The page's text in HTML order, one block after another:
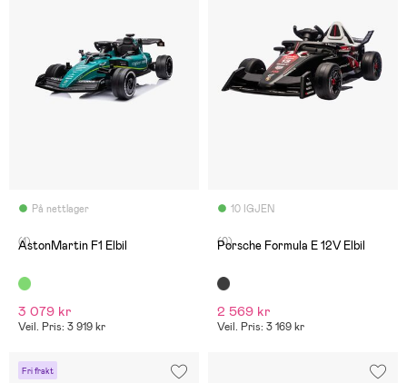
På nettlager
(1)
AstonMartin F1 Elbil
3 079 kr
Veil. Pris: 3 919 kr
10 IGJEN
(0)
Porsche Formula E 12V Elbil
2 569 kr
Veil. Pris: 3 169 kr
Fri frakt